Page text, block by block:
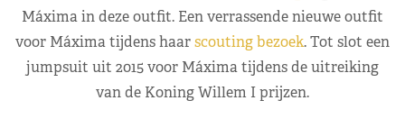
Máxima in deze outfit. Een verrassende nieuwe outfit
voor Máxima tijdens haarscouting bezoek. Tot slot een
jumpsuit uit 2015 voor Máxima tijdens de uitreiking
van de Koning Willem I prijzen.